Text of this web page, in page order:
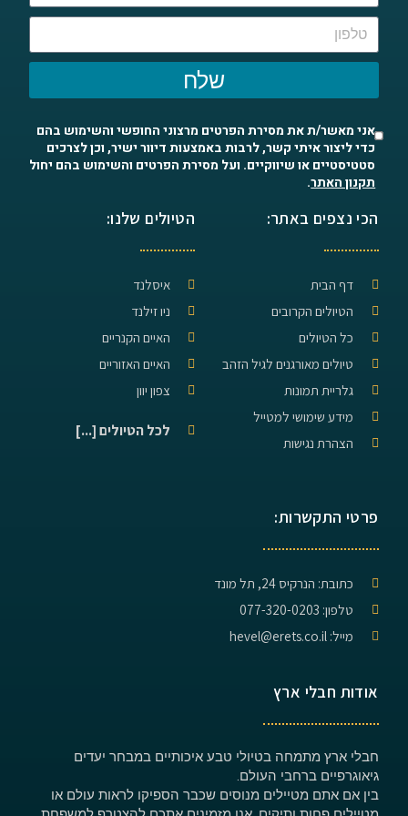
שלח
אני מאשר/ת את מסירת הפרטים מרצוני החופשי והשימוש בהם
כדי ליצור איתי קשר, לרבות באמצעות דיוור ישיר, וכן לצרכים
סטטיסטיים או שיווקיים. ועל מסירת הפרטים והשימוש בהם יחול
תקנון האתר.
הכי נצפים באתר:
דף הבית
הטיולים הקרובים
כל הטיולים
טיולים מאורגנים לגיל הזהב
גלריית תמונות
מידע שימושי למטייל
הצהרת נגישות
הטיולים שלנו:
איסלנד
ניו זילנד
האיים הקנריים
האיים האזוריים
צפון יוון
לכל הטיולים [...]
פרטי התקשרות:
כתובת: הנרקיס 24, תל מונד
טלפון: 077-320-0203
מייל: hevel@erets.co.il
אודות חבלי ארץ
חבלי ארץ מתמחה בטיולי טבע איכותיים במבחר יעדים
גיאוגרפיים ברחבי העולם.
בין אם אתם מטיילים מנוסים שכבר הספיקו לראות עולם או